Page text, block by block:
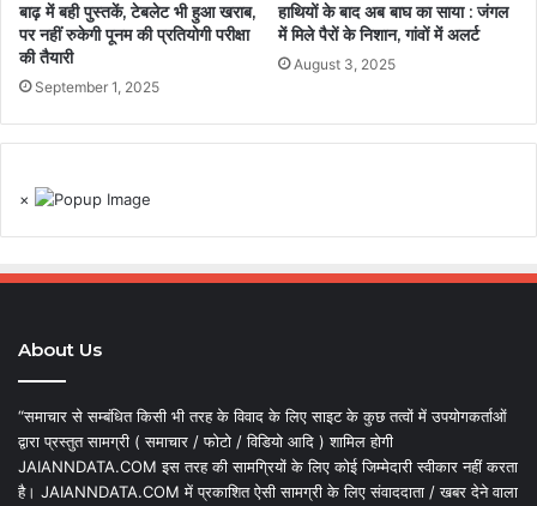
बाढ़ में बही पुस्तकें, टेबलेट भी हुआ खराब,
पर नहीं रुकेगी पूनम की प्रतियोगी परीक्षा
की तैयारी
September 1, 2025
हाथियों के बाद अब बाघ का साया : जंगल
में मिले पैरों के निशान, गांवों में अलर्ट
August 3, 2025
×
About Us
“समाचार से सम्बंधित किसी भी तरह के विवाद के लिए साइट के कुछ तत्वों में उपयोगकर्ताओं
द्वारा प्रस्तुत सामग्री ( समाचार / फोटो / विडियो आदि ) शामिल होगी
JAIANNDATA.COM इस तरह की सामग्रियों के लिए कोई जिम्मेदारी स्वीकार नहीं करता
है। JAIANNDATA.COM में प्रकाशित ऐसी सामग्री के लिए संवाददाता / खबर देने वाला